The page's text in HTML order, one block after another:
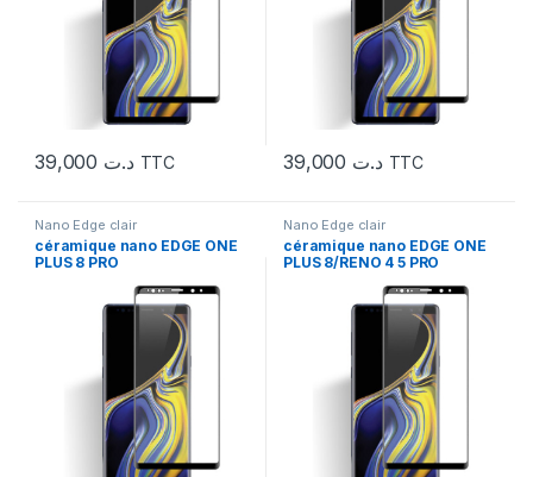
د.ت TTC د.ت TTC
Nano Edge clair
céramique nano EDGE ONE
PLUS 8 PRO
Nano Edge clair
céramique nano EDGE ONE
PLUS 8/RENO 4 5 PRO